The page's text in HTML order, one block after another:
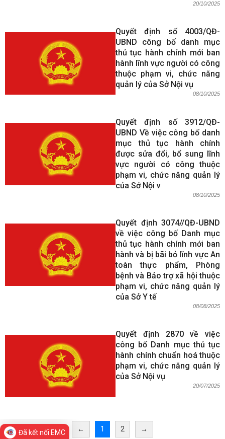
20/10/2025
Quyết định số 4003/QĐ-
UBND công bố danh mục
thủ tục hành chính mới ban
hành lĩnh vực người có công
thuộc phạm vi, chức năng
quản lý của Sở Nội vụ
08/10/2025
Quyết định số 3912/QĐ-
UBND Về việc công bố danh
mục thủ tục hành chính
được sửa đổi, bổ sung lĩnh
vực người có công thuộc
phạm vi, chức năng quản lý
của Sở Nội v
08/10/2025
Quyết định 3074//QĐ-UBND
về việc công bố Danh mục
thủ tục hành chính mới ban
hành và bị bãi bỏ lĩnh vực An
toàn thực phẩm, Phòng
bệnh và Bảo trợ xã hội thuộc
phạm vi, chức năng quản lý
của Sở Y tế
08/08/2025
Quyết định 2870 về việc
công bố Danh mục thủ tục
hành chính chuẩn hoá thuộc
phạm vi, chức năng quản lý
của Sở Nội vụ
20/07/2025
← 1 2 →
Đã kết nối EMC